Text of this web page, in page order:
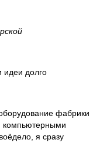
идеи долго
фабрики
компьютерными
я сразу